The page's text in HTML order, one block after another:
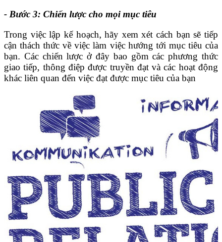
- Bước 3: Chiến lược cho mọi mục tiêu
Trong việc lập kế hoạch, hãy xem xét cách bạn sẽ tiếp
cận thách thức về việc làm việc hướng tới mục tiêu của
bạn. Các chiến lược ở đây bao gồm các phương thức
giao tiếp, thông điệp được truyền đạt và các hoạt động
khác liên quan đến việc đạt được mục tiêu của bạn